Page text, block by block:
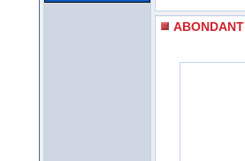
ABONDANT